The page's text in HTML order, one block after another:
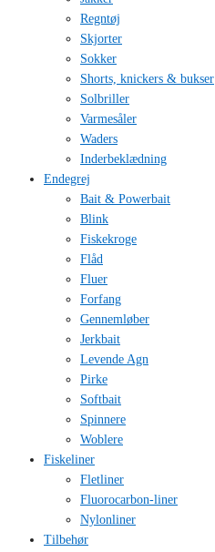
Regntøj
Skjorter
Sokker
Shorts, knickers & bukser
Solbriller
Varmesåler
Waders
Inderbeklædning
Endegrej
Bait & Powerbait
Blink
Fiskekroge
Flåd
Fluer
Forfang
Gennemløber
Jerkbait
Levende Agn
Pirke
Softbait
Spinnere
Woblere
Fiskeliner
Fletliner
Fluorocarbon-liner
Nylonliner
Tilbehør